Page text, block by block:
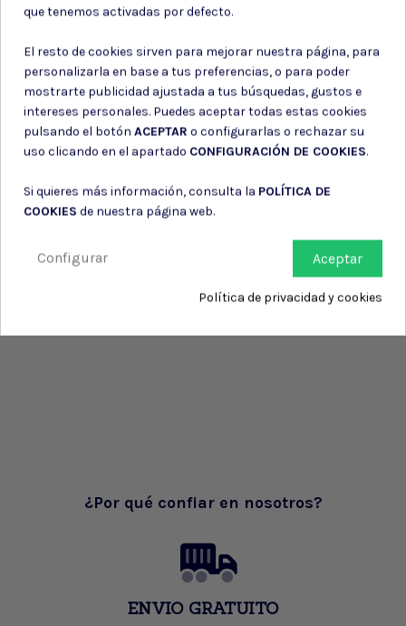
Consiento el uso de mis datos para los fines indicados en la
Consiento el uso de mis datos personales para recibir publicidad
de su entidad.
¿Por qué confiar en nosotros?
ENVIO GRATUITO
que tenemos activadas por defecto.
El resto de cookies sirven para mejorar nuestra página, para
personalizarla en base a tus preferencias, o para poder
mostrarte publicidad ajustada a tus búsquedas, gustos e
intereses personales. Puedes aceptar todas estas cookies
pulsando el botón ACEPTAR o configurarlas o rechazar su
uso clicando en el apartado CONFIGURACIÓN DE COOKIES.
Si quieres más información, consulta la POLÍTICA DE
COOKIES de nuestra página web.
Aceptar
Configurar
Política de privacidad y cookies